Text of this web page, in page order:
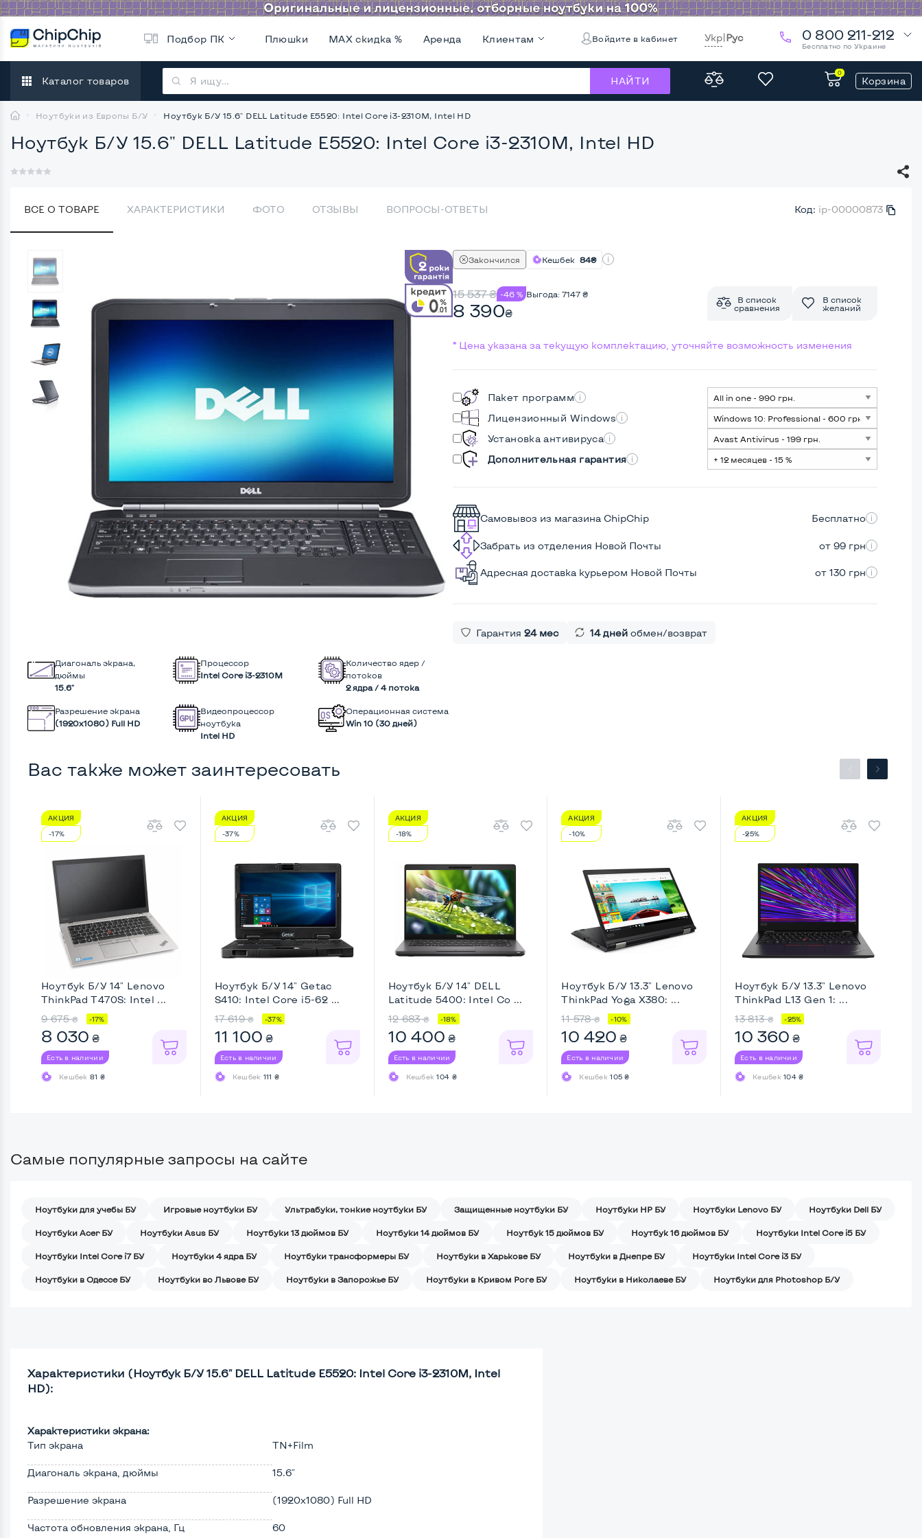
Подбор ПК Плюшки MAX скидка % Аренда Клиентам Войдите в кабинет Укр|Рус 0 800 211-212
Бесплатно по Украине
Каталог товаров НАЙТИ
0
Корзина
Ноутбуки из Европы Б/У Ноутбук Б/У 15.6" DELL Latitude E5520: Intel Core i3-2310M, Intel HD
Ноутбук Б/У 15.6" DELL Latitude E5520: Intel Core i3-2310M, Intel HD
ВСЕ О ТОВАРЕ ХАРАКТЕРИСТИКИ ФОТО ОТЗЫВЫ ВОПРОСЫ-ОТВЕТЫ Код: ip-00000873
Диагональ экрана,
дюймы
15.6"
Процессор
Intel Core i3-2310M
Количество ядер /
потоков
2 ядра / 4 потока
Разрешение экрана
(1920х1080) Full HD
Видеопроцессор
ноутбука
Intel HD
Операционная система
Win 10 (30 дней)
Закончился Кешбек 84₴
15 537₴ -46 % Выгода: 7147₴
8 390₴
В список
сравнения
В список
желаний
* Цена указана за текущую комплектацию, уточняйте возможность изменения
Пакет программ
Лицензионный Windows
Установка антивируса
Дополнительная гарантия
Самовывоз из магазина ChipChip Бесплатно
Забрать из отделения Новой Почты от 99 грн
Адресная доставка курьером Новой Почты от 130 грн
Гарантия 24 мес 14 днейобмен/возврат
Вас также может заинтересовать
АКЦИЯ
-17%
Ноутбук Б/У 14" Lenovo
ThinkPad T470S: Intel ...
9 675 ₴ -17%
8 030 ₴
Есть в наличии
Кешбек 81 ₴
АКЦИЯ
-37%
Ноутбук Б/У 14" Getac
S410: Intel Core i5-62 ...
17 619 ₴ -37%
11 100 ₴
Есть в наличии
Кешбек 111 ₴
АКЦИЯ
-18%
Ноутбук Б/У 14" DELL
Latitude 5400: Intel Co ...
12 683 ₴ -18%
10 400 ₴
Есть в наличии
Кешбек104 ₴
АКЦИЯ
-10%
Ноутбук Б/У 13.3" Lenovo
ThinkPad Yoga X380: ...
11 578 ₴ -10%
10 420 ₴
Есть в наличии
Кешбек105 ₴
АКЦИЯ
-25%
Ноутбук Б/У 13.3" Lenovo
ThinkPad L13 Gen 1: ...
13 813 ₴ -25%
10 360 ₴
Есть в наличии
Кешбек104 ₴
Самые популярные запросы на сайте
Ноутбуки для учебы БУ Игровые ноутбуки БУ Ультрабуки, тонкие ноутбуки БУ Защищенные ноутбуки БУ Ноутбуки HP БУ Ноутбуки Lenovo БУ Ноутбуки Dell БУ
Ноутбуки Acer БУ Ноутбуки Asus БУ Ноутбуки 13 дюймов БУ Ноутбуки 14 дюймов БУ Ноутбук 15 дюймов БУ Ноутбук 16 дюймов БУ Ноутбуки Intel Core i5 БУ
Ноутбуки Intel Core i7 БУ Ноутбуки 4 ядра БУ Ноутбуки трансформеры БУ Ноутбуки в Харькове БУ Ноутбуки в Днепре БУ Ноутбуки Intel Core i3 БУ
Ноутбуки в Одессе БУ Ноутбуки во Львове БУ Ноутбуки в Запорожье БУ Ноутбуки в Кривом Роге БУ Ноутбуки в Николаеве БУ Ноутбуки для Photoshop Б/У
Характеристики (Ноутбук Б/У 15.6" DELL Latitude E5520: Intel Core i3-2310M, Intel
HD):
Характеристики экрана:
Тип экрана
TN+Film
Диагональ экрана, дюймы 15.6"
Разрешение экрана (1920х1080) Full HD
Частота обновления экрана, Гц 60